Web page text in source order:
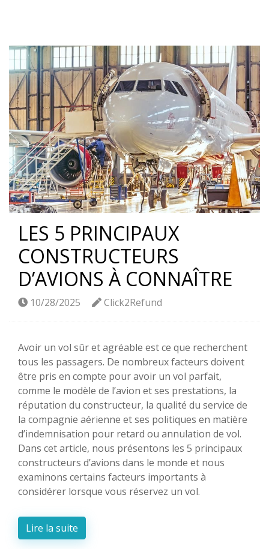
LES 5 PRINCIPAUX
CONSTRUCTEURS
D’AVIONS À CONNAÎTRE
10/28/2025 Click2Refund
Avoir un vol sûr et agréable est ce que recherchent
tous les passagers. De nombreux facteurs doivent
être pris en compte pour avoir un vol parfait,
comme le modèle de l’avion et ses prestations, la
réputation du constructeur, la qualité du service de
la compagnie aérienne et ses politiques en matière
d’indemnisation pour retard ou annulation de vol.
Dans cet article, nous présentons les 5 principaux
constructeurs d’avions dans le monde et nous
examinons certains facteurs importants à
considérer lorsque vous réservez un vol.
Lire la suite